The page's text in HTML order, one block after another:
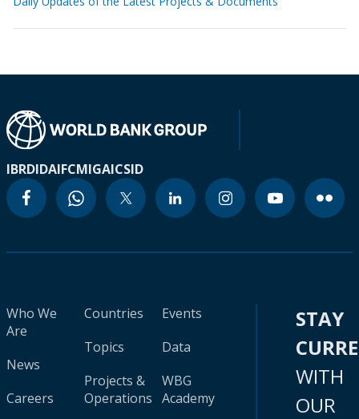
IBRDIDAIFCMIGAICSID
Who We
Are
News
Careers
Countries
Topics
Projects &
Operations
Events
Data
WBG
Academy
STAY
WITH
OUR